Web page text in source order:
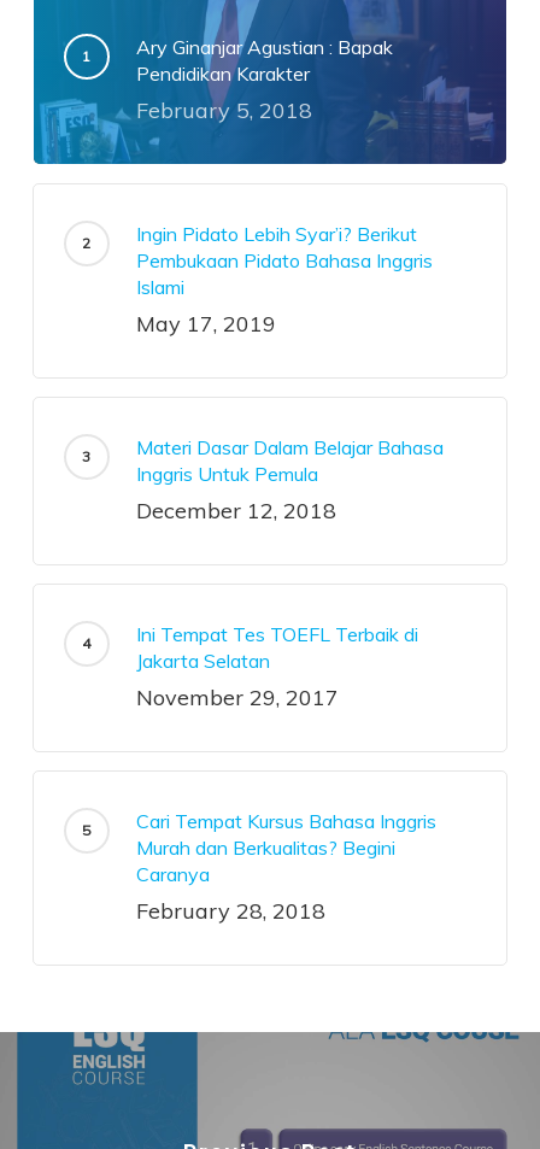
Ary Ginanjar Agustian : Bapak
Pendidikan Karakter
February 5, 2018
Ingin Pidato Lebih Syar’i? Berikut
Pembukaan Pidato Bahasa Inggris
Islami
May 17, 2019
Materi Dasar Dalam Belajar Bahasa
Inggris Untuk Pemula
December 12, 2018
Ini Tempat Tes TOEFL Terbaik di
Jakarta Selatan
November 29, 2017
Cari Tempat Kursus Bahasa Inggris
Murah dan Berkualitas? Begini
Caranya
February 28, 2018